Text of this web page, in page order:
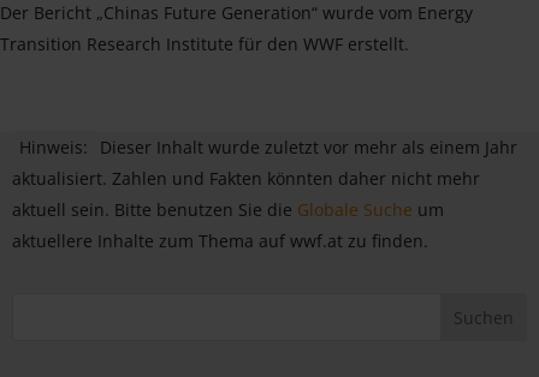
Der Bericht „Chinas Future Generation“ wurde vom Energy
Transition Research Institute für den WWF erstellt.
Hinweis:
Dieser Inhalt wurde zuletzt vor mehr als einem Jahr
aktualisiert. Zahlen und Fakten könnten daher nicht mehr
aktuell sein. Bitte benutzen Sie die Globale Suche um
aktuellere Inhalte zum Thema auf wwf.at zu finden.